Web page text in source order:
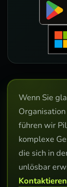
Wenn Sie
führen wir
komplexe
die sich in
unlösbar